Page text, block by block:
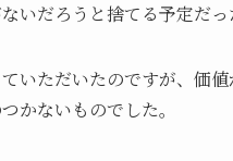
いだろうと捨てる予定だっ
いただいたのですが、価
かないものでした。